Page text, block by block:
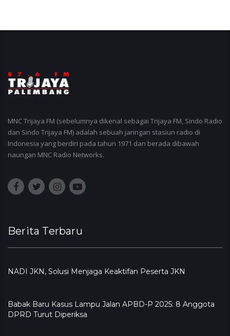
MNC Trijaya FM (sebelumnya dikenal sebagai Trijaya FM, Sindo Radio
dan Sindo Trijaya FM) adalah sebuah jaringan stasiun radio di
Indonesia yang berdiri pada tahun 1971 dan berada dibawah
naungan MNC Radio Networks.
Berita Terbaru
NADI JKN, Solusi Menjaga Keaktifan Peserta JKN
Babak Baru Kasus Lampu Jalan APBD-P 2025: 8 Anggota
DPRD Turut Diperiksa